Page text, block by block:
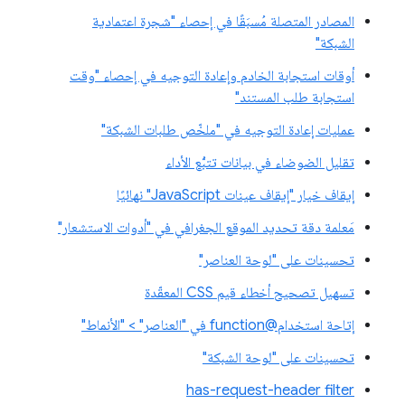
المصادر المتصلة مُسبَقًا في إحصاء "شجرة اعتمادية
الشبكة"
أوقات استجابة الخادم وإعادة التوجيه في إحصاء "وقت
استجابة طلب المستند"
عمليات إعادة التوجيه في "ملخّص طلبات الشبكة"
تقليل الضوضاء في بيانات تتبُّع الأداء
إيقاف خيار "إيقاف عينات JavaScript" نهائيًا
مَعلمة دقة تحديد الموقع الجغرافي في "أدوات الاستشعار"
تحسينات على "لوحة العناصر"
تسهيل تصحيح أخطاء قيم CSS المعقّدة
إتاحة استخدام@function في "العناصر" > "الأنماط"
تحسينات على "لوحة الشبكة"
has-request-header filter